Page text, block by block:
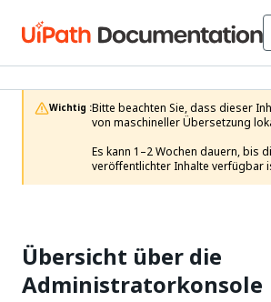
Wichtig :Bitte beachten Sie, dass dieser
von maschineller Übersetzung
Es kann 1–2 Wochen dauern, bis
veröffentlichter Inhalte verfügbar
Übersicht über die
Administratorkonsole